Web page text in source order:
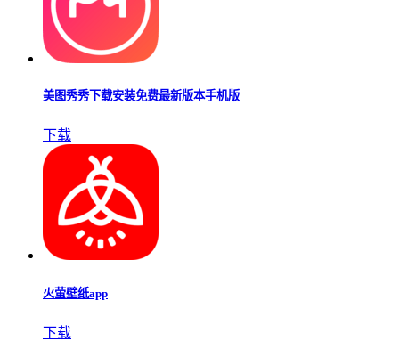
美图秀秀下载安装免费最新版本手机版
下载
火萤壁纸app
下载